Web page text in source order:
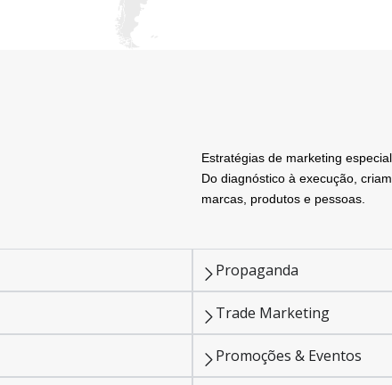
Estratégias de marketing
Do diagnóstico à execução,
marcas, produtos e pessoas.
Propaganda
Trade Marketing
Promoções & Eventos